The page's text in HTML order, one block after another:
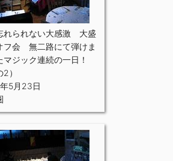
れられない大感激 大盛
フ会 無二路にて弾けま
マジック連続の一日！
2）
5月23日